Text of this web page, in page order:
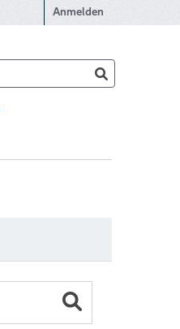
Anmelden